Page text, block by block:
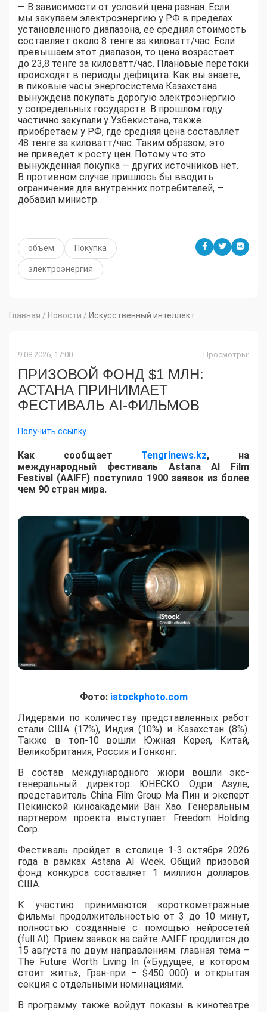
— В зависимости от условий цена разная. Если
мы закупаем электроэнергию у РФ в пределах
установленного диапазона, ее средняя стоимость
составляет около 8 тенге за киловатт/час. Если
превышаем этот диапазон, то цена возрастает
до 23,8 тенге за киловатт/час. Плановые перетоки
происходят в периоды дефицита. Как вы знаете,
в пиковые часы энергосистема Казахстана
вынуждена покупать дорогую электроэнергию
у сопредельных государств. В прошлом году
частично закупали у Узбекистана, также
приобретаем у РФ, где средняя цена составляет
48 тенге за киловатт/час. Таким образом, это
не приведет к росту цен. Потому что это
вынужденная покупка — других источников нет.
В противном случае пришлось бы вводить
ограничения для внутренних потребителей, —
добавил министр.
объем Покупка
электроэнергия
Главная / Новости / Искусственный интеллект
9.08.2026, 17:00 Просмотры:
ПРИЗОВОЙ ФОНД $1 МЛН:
АСТАНА ПРИНИМАЕТ
ФЕСТИВАЛЬ AI-ФИЛЬМОВ
Получить ссылку
Как сообщает Tengrinews.kz, на
международный фестиваль Astana AI Film
Festival (AAIFF) поступило 1900 заявок из более
чем 90 стран мира.
Фото: istockphoto.com
Лидерами по количеству представленных работ
стали США (17%), Индия (10%) и Казахстан (8%).
Также в топ-10 вошли Южная Корея, Китай,
Великобритания, Россия и Гонконг.
В состав международного жюри вошли экс-
генеральный директор ЮНЕСКО Одри Азуле,
представитель China Film Group Ма Пин и эксперт
Пекинской киноакадемии Ван Хао. Генеральным
партнером проекта выступает Freedom Holding
Corp.
​Фестиваль пройдет в столице 1-3 октября 2026
года в рамках Astana AI Week. Общий призовой
фонд конкурса составляет 1 миллион долларов
США.
К участию принимаются короткометражные
фильмы продолжительностью от 3 до 10 минут,
полностью созданные с помощью нейросетей
(full AI). Прием заявок на сайте AAIFF продлится до
15 августа по двум направлениям: главная тема –
The Future Worth Living In («Будущее, в котором
стоит жить», Гран-при – $450 000) и открытая
секция с отдельными номинациями.
В программу также войдут показы в кинотеатре